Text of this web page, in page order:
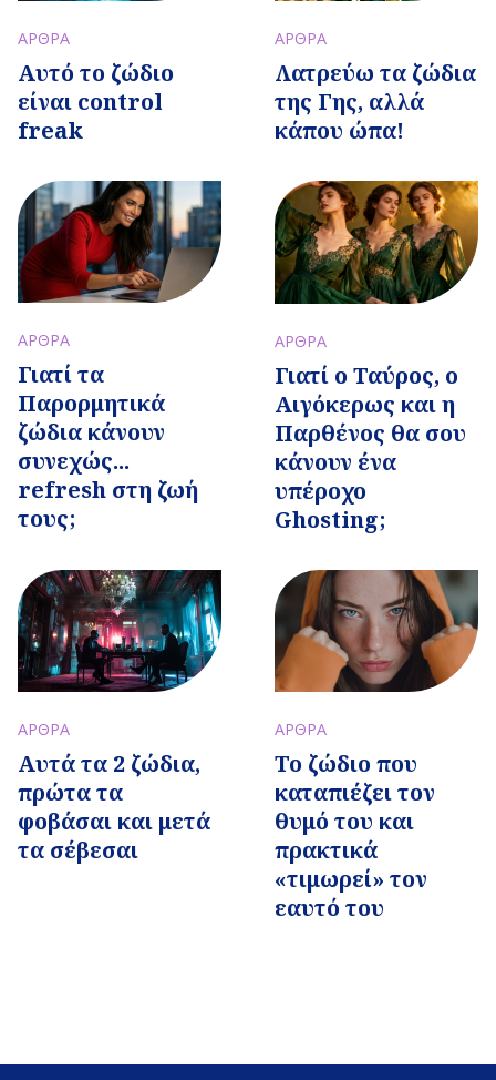
ΑΡΘΡΑ
Αυτό το ζώδιο
είναι control
freak
ΑΡΘΡΑ
Λατρεύω τα ζώδια
της Γης, αλλά
κάπου ώπα!
ΑΡΘΡΑ
Γιατί τα
Παρορμητικά
ζώδια κάνουν
συνεχώς...
refresh στη ζωή
τους;
ΑΡΘΡΑ
Γιατί ο Ταύρος, ο
Αιγόκερως και η
Παρθένος θα σου
κάνουν ένα
υπέροχο
Ghosting;
ΑΡΘΡΑ
Αυτά τα 2 ζώδια,
πρώτα τα
φοβάσαι και μετά
τα σέβεσαι
ΑΡΘΡΑ
Το ζώδιο που
καταπιέζει τον
θυμό του και
πρακτικά
«τιμωρεί» τον
εαυτό του